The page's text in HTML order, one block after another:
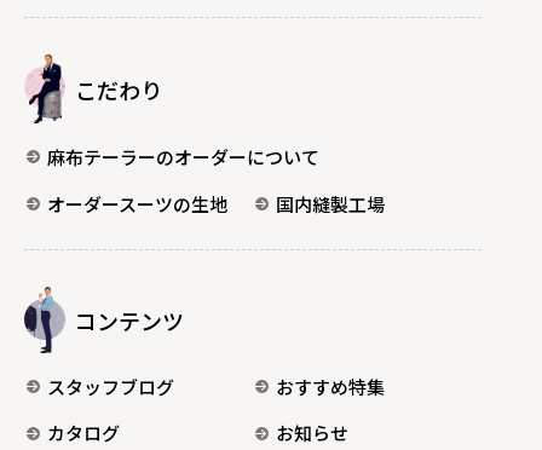
こだわり
麻布テーラーのオーダーについて
オーダースーツの生地
国内縫製工場
コンテンツ
スタッフブログ
おすすめ特集
カタログ
お知らせ